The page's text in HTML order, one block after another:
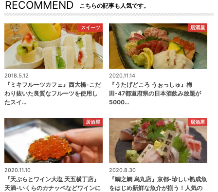
RECOMMEND こちらの記事も人気です。
スイーツ
2018.5.12
『ミキフルーツカフェ』西大橋-こだ
わり抜いた良質なフルーツを使用し
たスイ…
居酒屋
2020.11.14
『うたげどころ うぉっしゅ』梅
田-47都道府県の日本酒飲み放題が
5000…
居酒屋
2020.11.10
『天ぷらとワイン大塩 天五横丁店』
天満-いくらのカナッペなどワインに
居酒屋
2020.8.30
『鯛之鯛 烏丸店』京都-珍しい熟成魚
をはじめ新鮮な魚介が揃う！人気の